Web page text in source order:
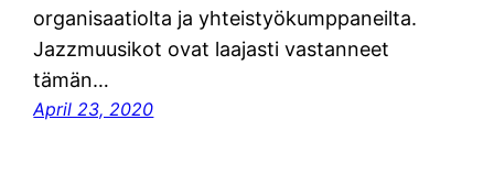
organisaatiolta ja yhteistyökumppaneilta.
Jazzmuusikot ovat laajasti vastanneet
tämän…
April 23, 2020